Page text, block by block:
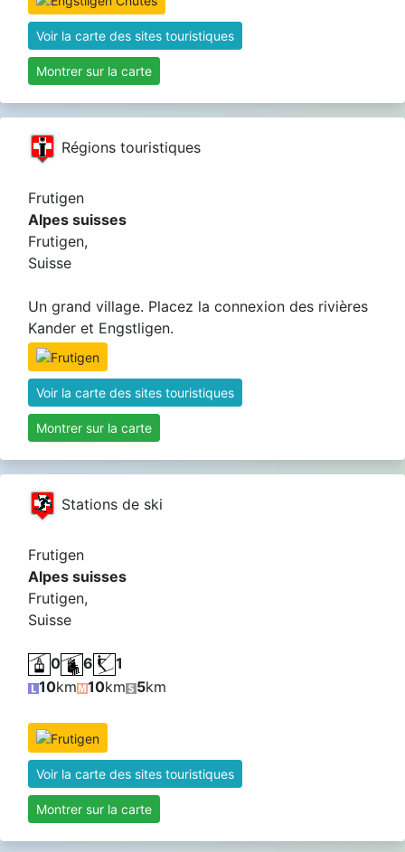
Voir la carte des sites touristiques
Montrer sur la carte
Régions touristiques
Frutigen
Alpes suisses
Frutigen,
Suisse
Un grand village. Placez la connexion des rivières
Kander et Engstligen.
Voir la carte des sites touristiques
Montrer sur la carte
Stations de ski
Frutigen
Alpes suisses
Frutigen,
Suisse
0 6
1
10km 10km 5km
Voir la carte des sites touristiques
Montrer sur la carte